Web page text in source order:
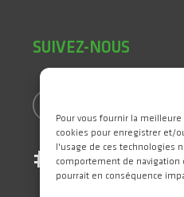
Pour vous fournir la
cookies pour enregistrer et/
l'usage de ces technologies
comportement de
pourrait en conséquence
SUIVEZ-NOUS